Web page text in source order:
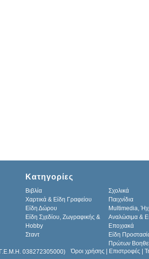
Κατηγορίες
Βιβλία
Σχολικά
Χαρτικά & Είδη Γραφείου
Παιχνίδια
Είδη Δώρου
Multimedia,
Είδη Σχεδίου, Ζωγραφικής &
Hobby
Αναλώσιμα &
Εποχιακά
Σταντ
Είδη
Πρώτων
038272305000)
Όροι χρήσης Επιστροφές